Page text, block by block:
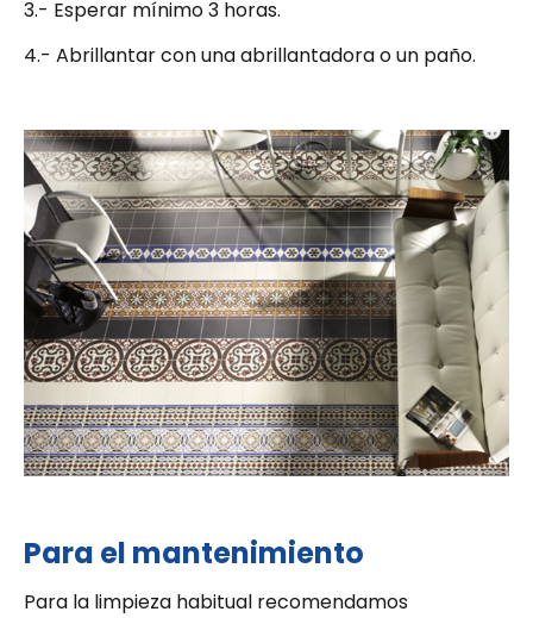
3.- Esperar mínimo 3 horas.
4.- Abrillantar con una abrillantadora o un paño.
Para el mantenimiento
Para la limpieza habitual recomendamos